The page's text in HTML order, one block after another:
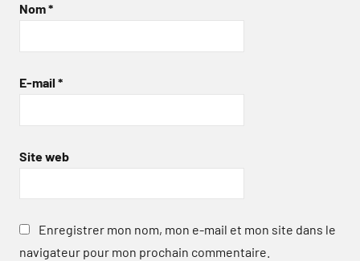
Nom*
E-mail *
Site web
Enregistrer mon nom, mon e-mail et mon site dans le
navigateur pour mon prochain commentaire.